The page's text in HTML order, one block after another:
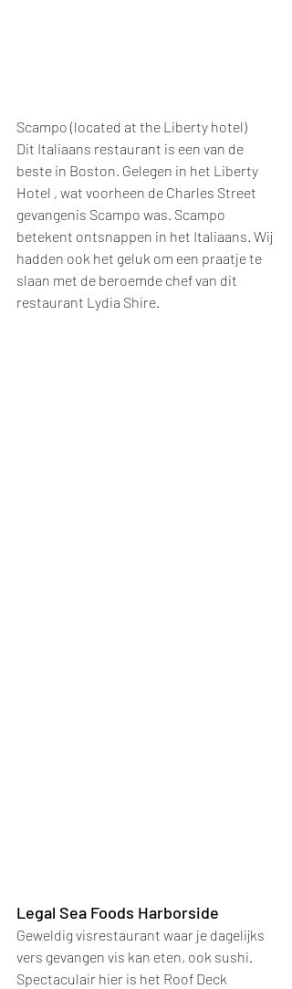
Scampo (located at the Liberty hotel)
Dit Italiaans restaurant is een van de
beste in Boston. Gelegen in het Liberty
Hotel , wat voorheen de Charles Street
gevangenis Scampo was. Scampo
betekent ontsnappen in het Italiaans. Wij
hadden ook het geluk om een praatje te
slaan met de beroemde chef van dit
restaurant Lydia Shire.
Legal Sea Foods Harborside
Geweldig visrestaurant waar je dagelijks
vers gevangen vis kan eten, ook sushi.
Spectaculair hier is het Roof Deck